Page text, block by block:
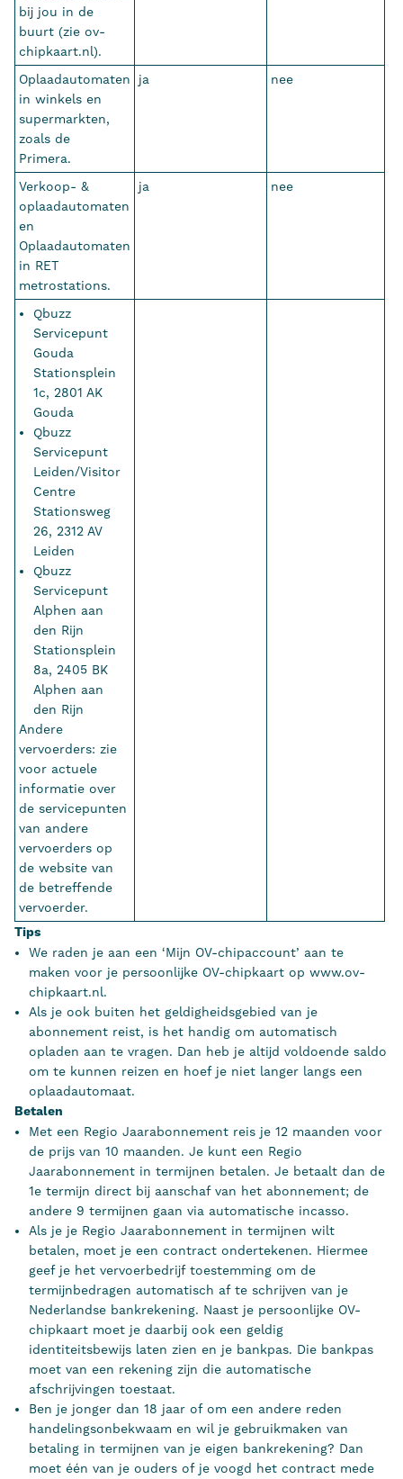
bij jou in de
buurt (zie ov-
chipkaart.nl).
Oplaadautomaten
in winkels en
supermarkten,
zoals de
Primera.
ja nee
Verkoop- &
oplaadautomaten
en
Oplaadautomaten
in RET
metrostations.
ja nee
Qbuzz
Servicepunt
Gouda
Stationsplein
1c, 2801 AK
Gouda
Qbuzz
Servicepunt
Leiden/Visitor
Centre
Stationsweg
26, 2312 AV
Leiden
Qbuzz
Servicepunt
Alphen aan
den Rijn
Stationsplein
8a, 2405 BK
Alphen aan
den Rijn
Andere
vervoerders: zie
voor actuele
informatie over
de servicepunten
van andere
vervoerders op
de website van
de betreffende
vervoerder.
Tips
We raden je aan een ‘Mijn OV-chipaccount’ aan te
maken voor je persoonlijke OV-chipkaart op www.ov-
chipkaart.nl.
Als je ook buiten het geldigheidsgebied van je
abonnement reist, is het handig om automatisch
opladen aan te vragen. Dan heb je altijd voldoende saldo
om te kunnen reizen en hoef je niet langer langs een
oplaadautomaat.
Betalen
Met een Regio Jaarabonnement reis je 12 maanden voor
de prijs van 10 maanden. Je kunt een Regio
Jaarabonnement in termijnen betalen. Je betaalt dan de
1e termijn direct bij aanschaf van het abonnement; de
andere 9 termijnen gaan via automatische incasso.
Als je je Regio Jaarabonnement in termijnen wilt
betalen, moet je een contract ondertekenen. Hiermee
geef je het vervoerbedrijf toestemming om de
termijnbedragen automatisch af te schrijven van je
Nederlandse bankrekening. Naast je persoonlijke OV-
chipkaart moet je daarbij ook een geldig
identiteitsbewijs laten zien en je bankpas. Die bankpas
moet van een rekening zijn die automatische
afschrijvingen toestaat.
Ben je jonger dan 18 jaar of om een andere reden
handelingsonbekwaam en wil je gebruikmaken van
betaling in termijnen van je eigen bankrekening? Dan
moet één van je ouders of je voogd het contract mede